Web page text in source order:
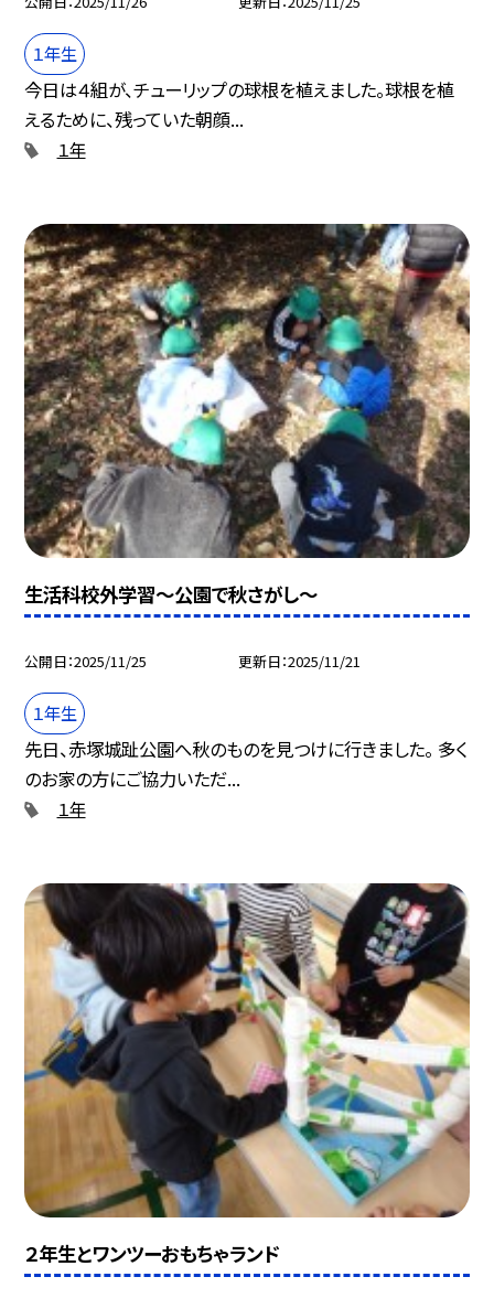
１年生
今日は４組が、チューリップの球根を植えました。球根を植
えるために、残っていた朝顔...
１年
生活科校外学習～公園で秋さがし～
公開日 2025/11/25 更新日 2025/11/21
１年生
先日、赤塚城趾公園へ秋のものを見つけに行きました。 多く
のお家の方にご協力いただ...
１年
２年生とワンツーおもちゃランド